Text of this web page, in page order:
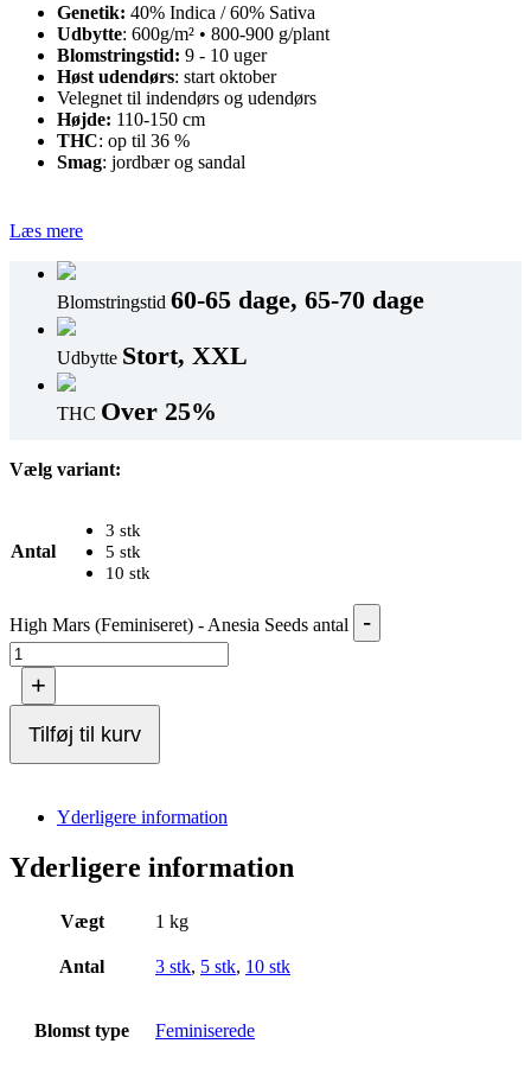
Genetik: 40% Indica / 60% Sativa
Udbytte: 600g/m² • 800-900 g/plant
Blomstringstid: 9 - 10 uger
Høst udendørs: start oktober
Velegnet til indendørs og udendørs
Højde: 110-150 cm
THC: op til 36 %
Smag: jordbær og sandal
Læs mere
Blomstringstid 60-65 dage, 65-70 dage
Udbytte Stort, XXL
THC Over 25%
Vælg variant:
Antal
3 stk
5 stk
10 stk
High Mars (Feminiseret) - Anesia Seeds antal -
+
Tilføj til kurv
Yderligere information
Yderligere information
Vægt 1 kg
Antal 3 stk, 5 stk, 10 stk
Blomst type Feminiserede